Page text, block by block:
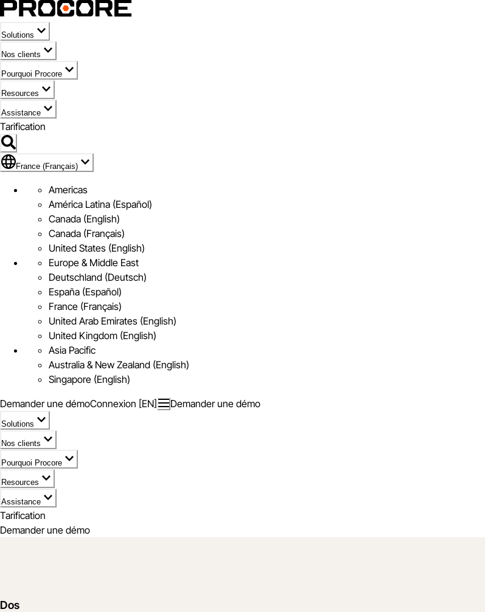
Solutions
Nos clients
Pourquoi Procore
Resources
Assistance
Tarification
Pavillon de France (Français)
France (Français)
Americas
América Latina (Español)
Canada (English)
Canada (Français)
United States (English)
Europe & Middle East
Deutschland (Deutsch)
España (Español)
France (Français)
United Arab Emirates (English)
United Kingdom (English)
Asia Pacific
Australia & New Zealand (English)
Singapore (English)
Demander une démoConnexion [EN] Demander une démo
Solutions
Nos clients
Pourquoi Procore
Resources
Assistance
Tarification
Demander une démo
Dos